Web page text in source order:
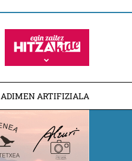
ADIMEN ARTIFIZIALA